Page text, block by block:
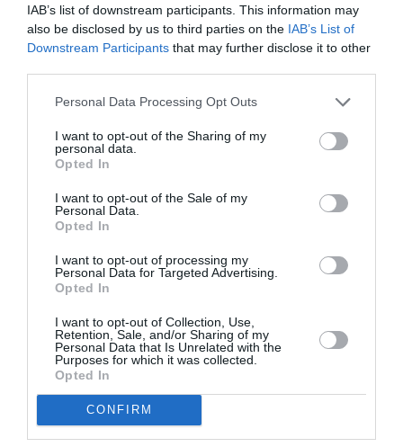
IAB’s list of downstream participants. This information may
also be disclosed by us to third parties on the IAB’s List of
Downstream Participants that may further disclose it to other
Personal Data Processing Opt Outs
I want to opt-out of the Sharing of my
personal data.
Opted In
I want to opt-out of the Sale of my
Personal Data.
Opted In
I want to opt-out of processing my
Personal Data for Targeted Advertising.
Opted In
I want to opt-out of Collection, Use,
Retention, Sale, and/or Sharing of my
Personal Data that Is Unrelated with the
Purposes for which it was collected.
Opted In
CONFIRM
Θέατρο Ολύμπια
2, 3, 6, 16, 17, 20 Μαρτίου 2013
Μουσική διεύθυνση:
Μίλτος Λογιάδης (2, 3, 17, 20/3)
Τάσος Συμεωνίδης (6, 16/3)
Χορογραφία: Ρενάτο Τζανέλλα
Σκηνικά – Κοστούμια: Κατερίνα Αγγελοπούλου / Ρενάτο
Φωτισμοί: Βινίτσιο Κέλι
Στράτος Παπανούσης
Ευρυδίκη Ισαακίδου – Αλεξάντερ Νέσκωβ
Χριστίνα Μακρίδου – Ντανίλο Ζέκα
Μάνια Καραβασίλη – Έλτον Ντιμρότσι
Άννα Φράγκου – Αγάπιος Αγαπιάδης
Ελεάνα Ανδρεούδη – Μιχάλης Φ. Παππάς
Βανέσα Κούρκουλου – Θανάσης Σολωμός
Βίκυ Μπούρχα – Γιάννης Μπενέτος